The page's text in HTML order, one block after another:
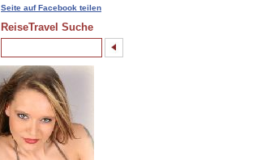
Seite auf Facebook teilen
ReiseTravel Suche